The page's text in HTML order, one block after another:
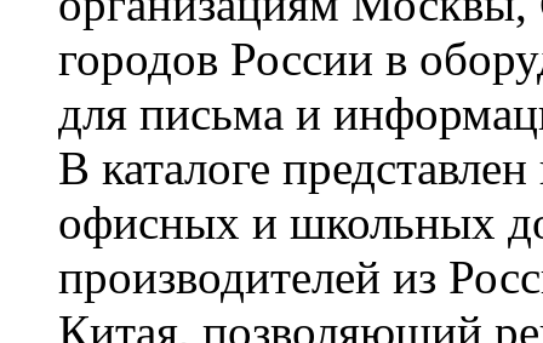
городов России в
для письма и
В каталоге
офисных и школьных
производителей из
Китая, позволяющий